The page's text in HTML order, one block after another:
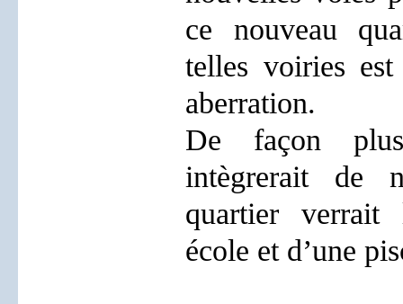
ce nouveau
telles voiries
aberration.
De façon
intègrerait de
quartier verrait
école et d’une